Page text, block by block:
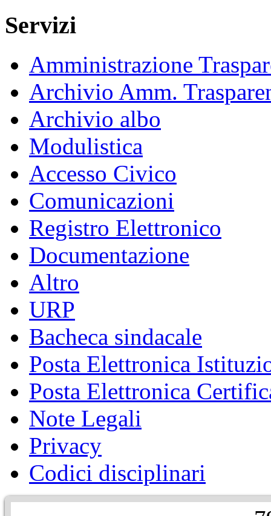
Servizi
Amministrazione
Archivio Amm.
Archivio albo
Modulistica
Accesso Civico
Comunicazioni
Registro Elettronico
Documentazione
Altro
URP
Bacheca sindacale
Posta Elettronica
Posta Elettronica
Note Legali
Privacy
Codici disciplinari